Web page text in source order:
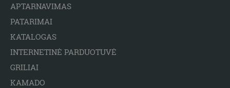
APTARNAVIMAS
PATARIMAI
KATALOGAS
INTERNETINĖ PARDUOTUVĖ
GRILIAI
KAMADO